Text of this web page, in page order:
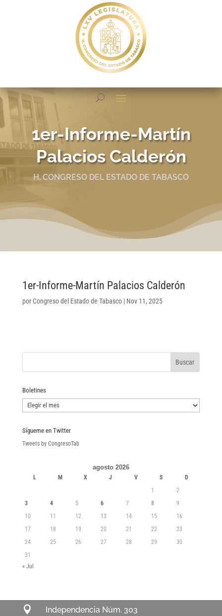
1er-Informe-Martín
Palacios Calderón
H. CONGRESO DEL ESTADO DE TABASCO
1er-Informe-Martín Palacios Calderón
por Congreso del Estado de Tabasco| Nov 11, 2025
Boletines
Boletines
Sígueme en Twitter
Tweets by CongresoTab
agosto 2026
L M X J V S
D
1
2
3
4 5 6 7 8
9
10
11 12 13 14 15
16
17
18 19 20 21 22
23
24
25 26 27 28 29
30
31
« Jul

Independencia Núm. 303